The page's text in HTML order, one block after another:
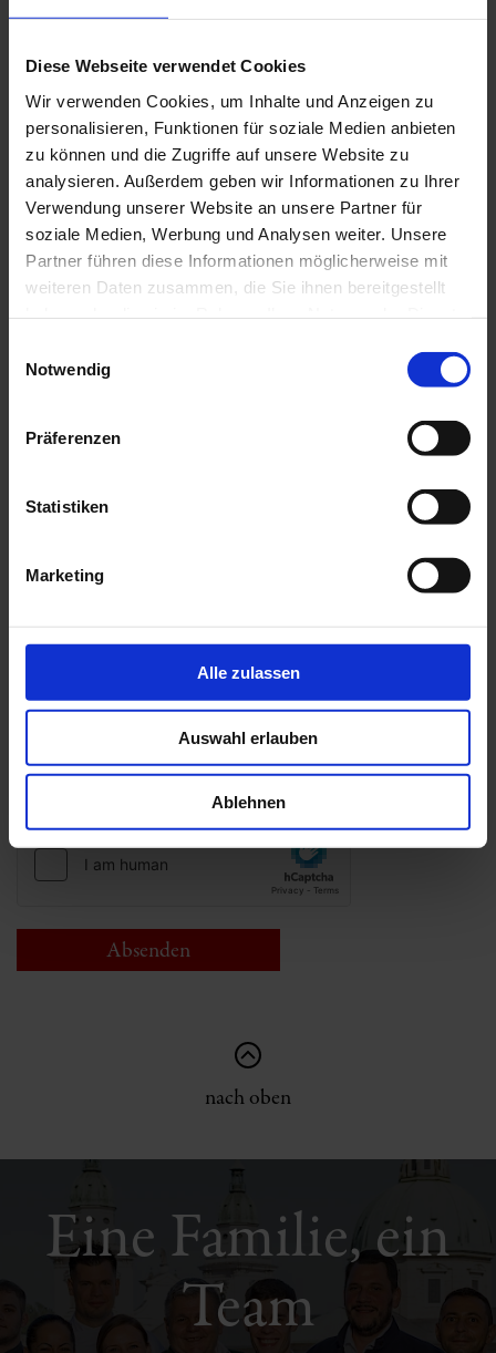
Diese Webseite verwendet Cookies
Wir verwenden Cookies, um Inhalte und Anzeigen zu
personalisieren, Funktionen für soziale Medien anbieten
zu können und die Zugriffe auf unsere Website zu
analysieren. Außerdem geben wir Informationen zu Ihrer
Verwendung unserer Website an unsere Partner für
soziale Medien, Werbung und Analysen weiter. Unsere
Partner führen diese Informationen möglicherweise mit
weiteren Daten zusammen, die Sie ihnen bereitgestellt
Notwendig
Präferenzen
Statistiken
Marketing
Alle zulassen
Auswahl erlauben
Ablehnen
Postleitzahl
Ort
Land
Datenschutz
Ja, ich akzeptiere die Datenschutzerklärung. Wir geben
Ihre Daten nicht an Dritte weiter.
Absenden
nach oben
Eine Familie, ein
Team